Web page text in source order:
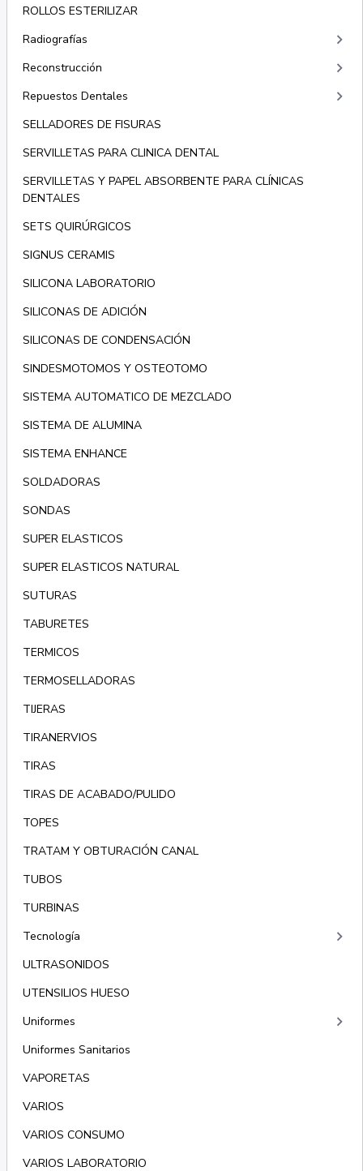
ROLLOS ESTERILIZAR
Radiografías
keyboard_arrow_right
Reconstrucción keyboard_arrow_right
Repuestos Dentales keyboard_arrow_right
SELLADORES DE FISURAS
SERVILLETAS PARA CLINICA DENTAL
SERVILLETAS Y PAPEL ABSORBENTE PARA CLÍNICAS
DENTALES
SETS QUIRÚRGICOS
SIGNUS CERAMIS
SILICONA LABORATORIO
SILICONAS DE ADICIÓN
SILICONAS DE CONDENSACIÓN
SINDESMOTOMOS Y OSTEOTOMO
SISTEMA AUTOMATICO DE MEZCLADO
SISTEMA DE ALUMINA
SISTEMA ENHANCE
SOLDADORAS
SONDAS
SUPER ELASTICOS
SUPER ELASTICOS NATURAL
SUTURAS
TABURETES
TERMICOS
TERMOSELLADORAS
TIJERAS
TIRANERVIOS
TIRAS
TIRAS DE ACABADO/PULIDO
TOPES
TRATAM Y OBTURACIÓN CANAL
TUBOS
TURBINAS
Tecnología
keyboard_arrow_right
ULTRASONIDOS
UTENSILIOS HUESO
Uniformes
keyboard_arrow_right
Uniformes Sanitarios
VAPORETAS
VARIOS
VARIOS CONSUMO
VARIOS LABORATORIO